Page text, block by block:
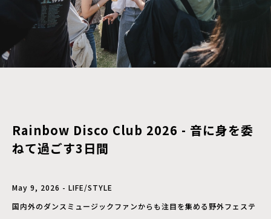
Rainbow Disco Club 2026 - 音に身を委
ねて過ごす3日間
May 9, 2026 - LIFE/STYLE
国内外のダンスミュージックファンからも注目を集める野外フェステ